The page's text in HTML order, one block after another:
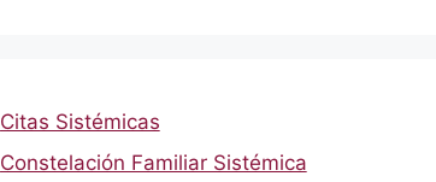
Citas Sistémicas
Constelación Familiar Sistémica